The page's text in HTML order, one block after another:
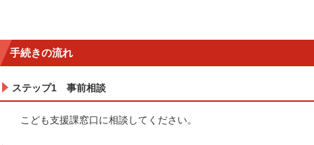
手続きの流れ
ステップ1 事前相談
こども支援課窓口に相談してください。